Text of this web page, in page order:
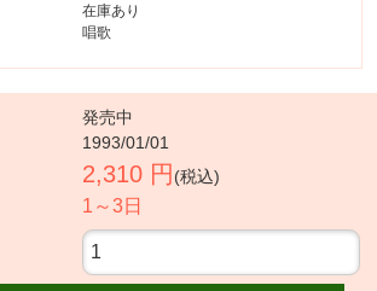
在庫あり
唱歌
発売中
1993/01/01
2,310 円 (税込)
1～3日